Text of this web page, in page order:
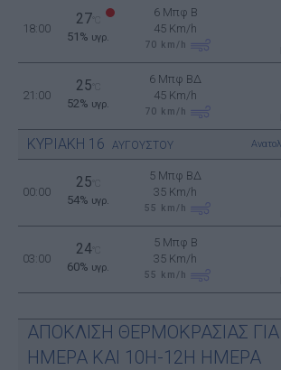
18:00
27
51% υγρ.
6 Μπφ B
45 Km/h
70 km/h
21:00
25
52% υγρ.
6 Μπφ ΒΔ
45 Km/h
70 km/h
ΚΥΡΙΑΚΗ 16 ΑΥΓΟΥΣΤΟΥ
00:00
25
54% υγρ.
5 Μπφ ΒΔ
35 Km/h
55 km/h
03:00
24°C
60% υγρ.
5 Μπφ B
35 Km/h
55 km/h
ΑΠΟΚΛΙΣΗ ΘΕΡΜΟΚΡΑΣΙΑΣ
ΗΜΕΡΑ ΚΑΙ 10Η-12Η ΗΜΕΡΑ